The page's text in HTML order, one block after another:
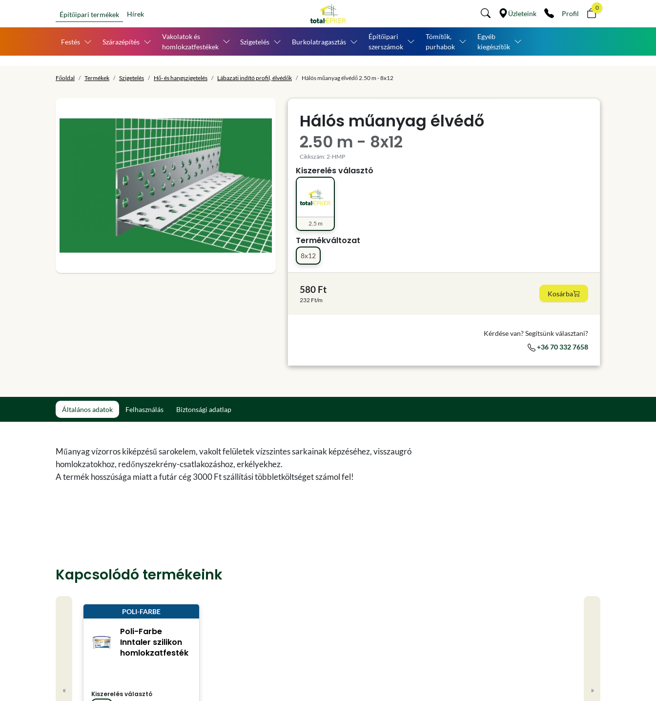
Építőipari termékek Hírek Üzleteink Profil
0
Festés Szárazépítés
Vakolatok és
homlokzatfestékek
Szigetelés Burkolatragasztás
Építőipari
szerszámok
Tömítők,
purhabok
Egyéb
kiegészítők
Főoldal Termékek Szigetelés Hő- és hangszigetelés Lábazati indító profil, élvédők Hálós műanyag élvédő 2.50 m - 8x12
Hálós műanyag élvédő
2.50 m - 8x12
Cikkszám: 2-HMP
Kiszerelés választó
2.5 m
Termékváltozat
8x12
580 Ft
232 Ft/m
Kosárba
Kérdése van? Segítsünk választani?
+36 70 332 7658
Általános adatok Felhasználás Biztonsági adatlap
Műanyag vízorros kiképzésű sarokelem, vakolt felületek vízszintes sarkainak képzéséhez, visszaugró
homlokzatokhoz, redőnyszekrény-csatlakozáshoz, erkélyekhez.
A termék hosszúsága miatt a futár cég 3000 Ft szállítási többletköltséget számol fel!
Kapcsolódó termékeink
«
POLI-FARBE
Poli-Farbe
Inntaler szilikon
homlokzatfesték
Kiszerelés választó
»